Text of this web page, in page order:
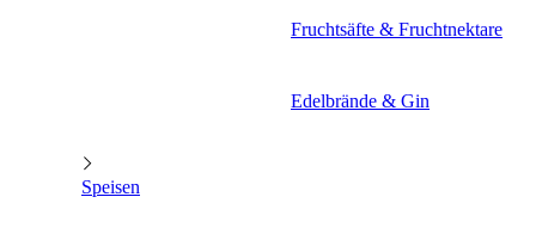
Fruchtsäfte & Fruchtnektare
Edelbrände & Gin
Speisen